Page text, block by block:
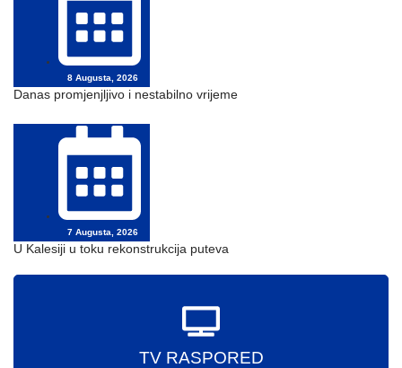
8 Augusta, 2026
Danas promjenjljivo i nestabilno vrijeme
7 Augusta, 2026
U Kalesiji u toku rekonstrukcija puteva
TV RASPORED